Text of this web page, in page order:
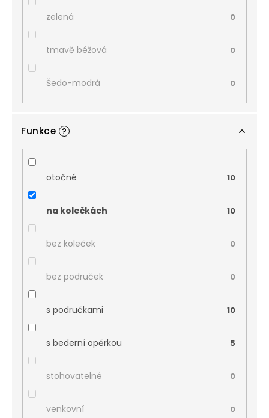
zelená 0
tmavě béžová 0
Šedo-modrá 0
Funkce ?
otočné 10
na kolečkách 10
bez koleček 0
bez područek 0
s područkami 10
s bederní opěrkou 5
stohovatelné 0
venkovní 0